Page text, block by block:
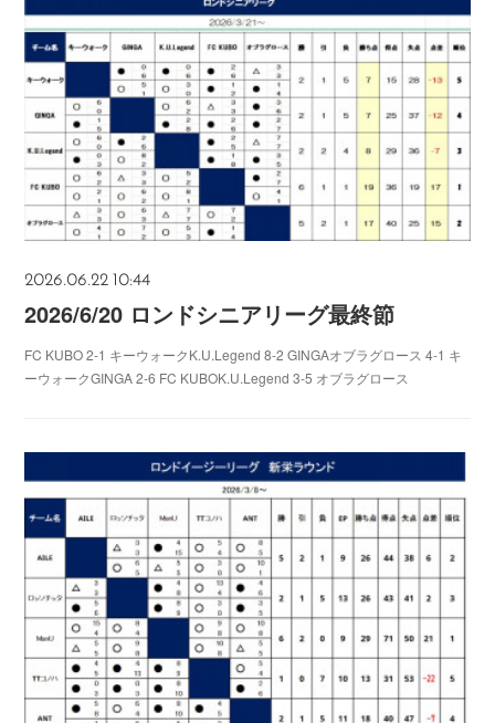
2026.06.22 10:44
2026/6/20 ロンドシニアリーグ最終節
FC KUBO 2-1 キーウォークK.U.Legend 8-2 GINGAオブラグロース 4-1 キ
ーウォークGINGA 2-6 FC KUBOK.U.Legend 3-5 オブラグロース